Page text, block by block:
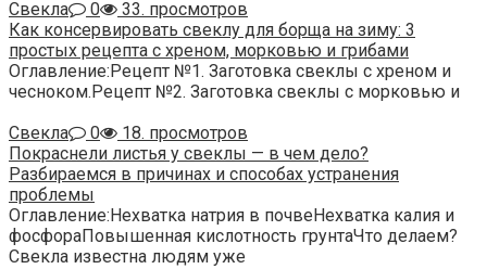
Свекла
0
33. просмотров
Как консервировать свеклу для борща на зиму: 3
простых рецепта с хреном, морковью и грибами
Оглавление:Рецепт №1. Заготовка свеклы с хреном и
чесноком.Рецепт №2. Заготовка свеклы с морковью и
Свекла
0
18. просмотров
Покраснели листья у свеклы — в чем дело?
Разбираемся в причинах и способах устранения
проблемы
Оглавление:Нехватка натрия в почвеНехватка калия и
фосфораПовышенная кислотность грунтаЧто делаем?
Свекла известна людям уже